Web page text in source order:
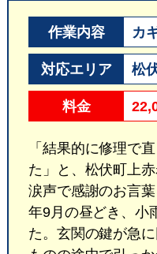
作業内容 カ
対応エリア 松
料金
「結果的に修理で
た」と、松伏町上
涙声で感謝のお言
年9月の昼どき、小
た。玄関の鍵が急